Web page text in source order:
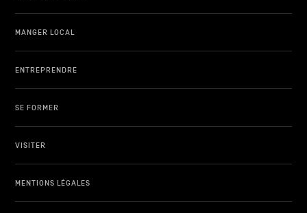
MANGER LOCAL
ENTREPRENDRE
SE FORMER
VISITER
MENTIONS LÉGALES